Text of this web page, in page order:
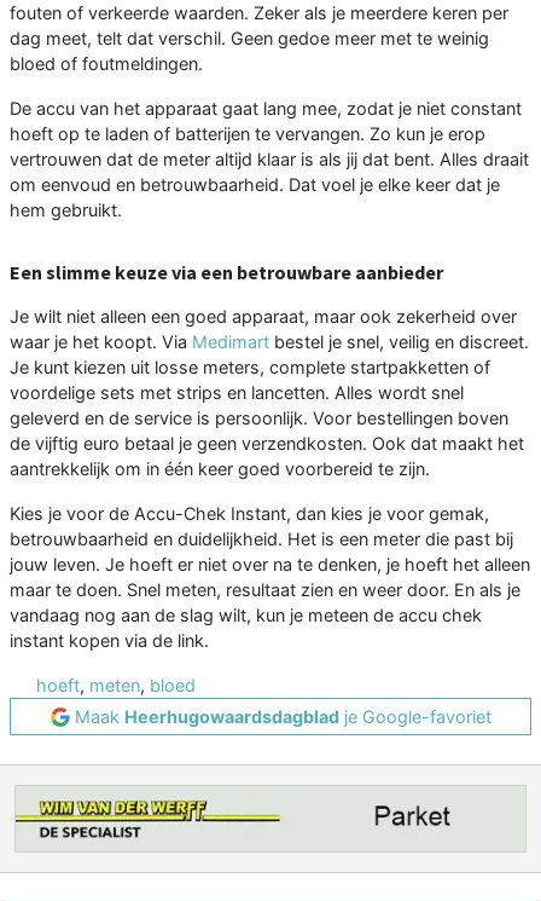
fouten of verkeerde waarden. Zeker als je meerdere keren per
dag meet, telt dat verschil. Geen gedoe meer met te weinig
bloed of foutmeldingen.
De accu van het apparaat gaat lang mee, zodat je niet constant
hoeft op te laden of batterijen te vervangen. Zo kun je erop
vertrouwen dat de meter altijd klaar is als jij dat bent. Alles draait
om eenvoud en betrouwbaarheid. Dat voel je elke keer dat je
hem gebruikt.
Een slimme keuze via een betrouwbare aanbieder
Je wilt niet alleen een goed apparaat, maar ook zekerheid over
waar je het koopt. Via Medimart bestel je snel, veilig en discreet.
Je kunt kiezen uit losse meters, complete startpakketten of
voordelige sets met strips en lancetten. Alles wordt snel
geleverd en de service is persoonlijk. Voor bestellingen boven
de vijftig euro betaal je geen verzendkosten. Ook dat maakt het
aantrekkelijk om in één keer goed voorbereid te zijn.
Kies je voor de Accu-Chek Instant, dan kies je voor gemak,
betrouwbaarheid en duidelijkheid. Het is een meter die past bij
jouw leven. Je hoeft er niet over na te denken, je hoeft het alleen
maar te doen. Snel meten, resultaat zien en weer door. En als je
vandaag nog aan de slag wilt, kun je meteen de accu chek
instant kopen via de link.
hoeft, meten, bloed
Maak Heerhugowaardsdagbladje Google-favoriet